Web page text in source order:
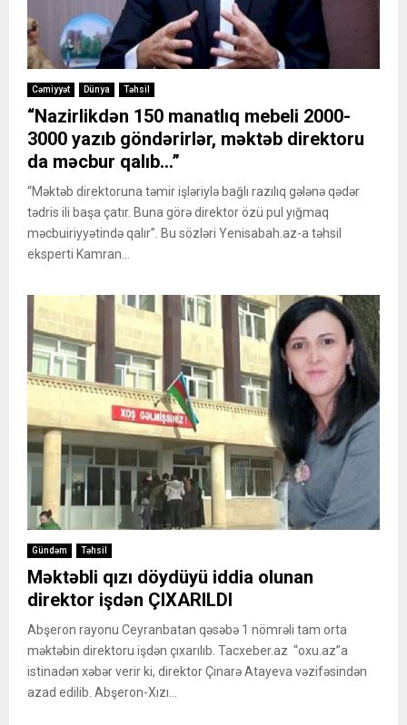
Cəmiyyət Dünya Təhsil
“Nazirlikdən 150 manatlıq mebeli 2000-
3000 yazıb göndərirlər, məktəb direktoru
da məcbur qalıb…”
“Məktəb direktoruna təmir işləriylə bağlı razılıq gələnə qədər
tədris ili başa çatır. Buna görə direktor özü pul yığmaq
məcbuiriyyətində qalır”. Bu sözləri Yenisabah.az-a təhsil
eksperti Kamran...
Gündəm Təhsil
Məktəbli qızı döydüyü iddia olunan
direktor işdən ÇIXARILDI
Abşeron rayonu Ceyranbatan qəsəbə 1 nömrəli tam orta
məktəbin direktoru işdən çıxarılıb. Tacxeber.az “oxu.az”a
istinadən xəbər verir ki, direktor Çinarə Atayeva vəzifəsindən
azad edilib. Abşeron-Xızı...